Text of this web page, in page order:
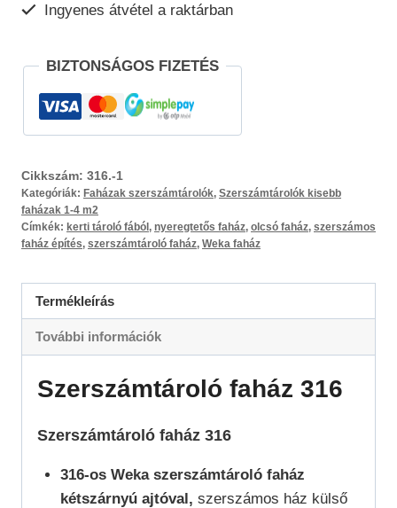
Ingyenes átvétel a raktárban
BIZTONSÁGOS FIZETÉS
Cikkszám: 316.-1
Kategóriák: Faházak szerszámtárolók, Szerszámtárolók kisebb
faházak 1-4 m2
Címkék: kerti tároló fából , nyeregtetős faház, olcsó faház, szerszámos
faház építés, szerszámtároló faház, Weka faház
Termékleírás
További információk
Szerszámtároló faház 316
Szerszámtároló faház 316
316-os Weka szerszámtároló faház
kétszárnyú ajtóval, szerszámos ház külső